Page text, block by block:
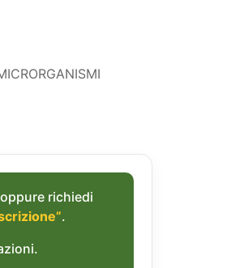
richiedi
.